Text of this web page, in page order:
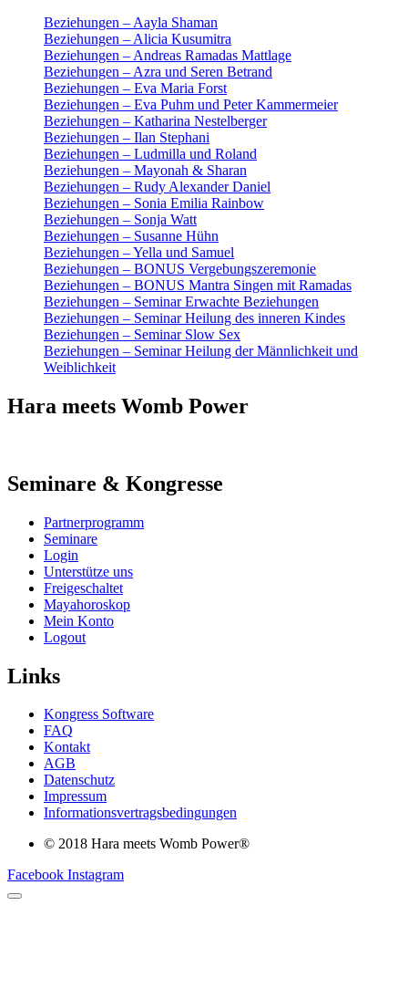
Beziehungen – Aayla Shaman
Beziehungen – Alicia Kusumitra
Beziehungen – Andreas Ramadas Mattlage
Beziehungen – Azra und Seren Betrand
Beziehungen – Eva Maria Forst
Beziehungen – Eva Puhm und Peter Kammermeier
Beziehungen – Katharina Nestelberger
Beziehungen – Ilan Stephani
Beziehungen – Ludmilla und Roland
Beziehungen – Mayonah & Sharan
Beziehungen – Rudy Alexander Daniel
Beziehungen – Sonia Emilia Rainbow
Beziehungen – Sonja Watt
Beziehungen – Susanne Hühn
Beziehungen – Yella und Samuel
Beziehungen – BONUS Vergebungszeremonie
Beziehungen – BONUS Mantra Singen mit Ramadas
Beziehungen – Seminar Erwachte Beziehungen
Beziehungen – Seminar Heilung des inneren Kindes
Beziehungen – Seminar Slow Sex
Beziehungen – Seminar Heilung der Männlichkeit und
Weiblichkeit
Hara meets Womb Power
Seminare & Kongresse
Partnerprogramm
Seminare
Login
Unterstütze uns
Freigeschaltet
Mayahoroskop
Mein Konto
Logout
Links
Kongress Software
FAQ
Kontakt
AGB
Datenschutz
Impressum
Informationsvertragsbedingungen
© 2018 Hara meets Womb Power®
Facebook Instagram